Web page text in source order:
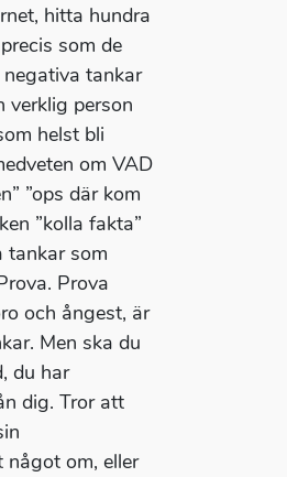
hitta hundra
som de
tankar
verklig person
helst bli
om VAD
”ops där kom
”kolla fakta”
tankar som
Prova
och ångest, är
Men ska du
du har
dig. Tror att
något om, eller